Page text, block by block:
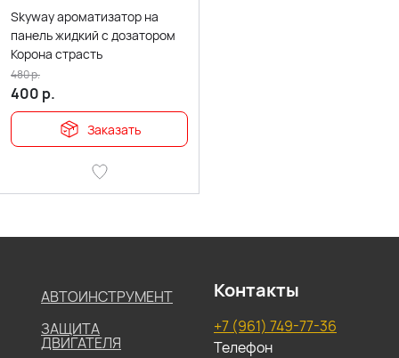
Skyway ароматизатор на
панель жидкий с дозатором
Корона страсть
400 р.
480р.
Заказать
АВТОИНСТРУМЕНТ
ЗАЩИТА
ДВИГАТЕЛЯ
Контакты
+7 (961) 749-77-36
Телефон